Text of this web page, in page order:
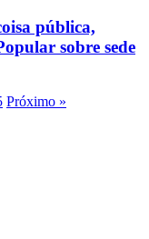
pública,
sobre sede
Próximo »